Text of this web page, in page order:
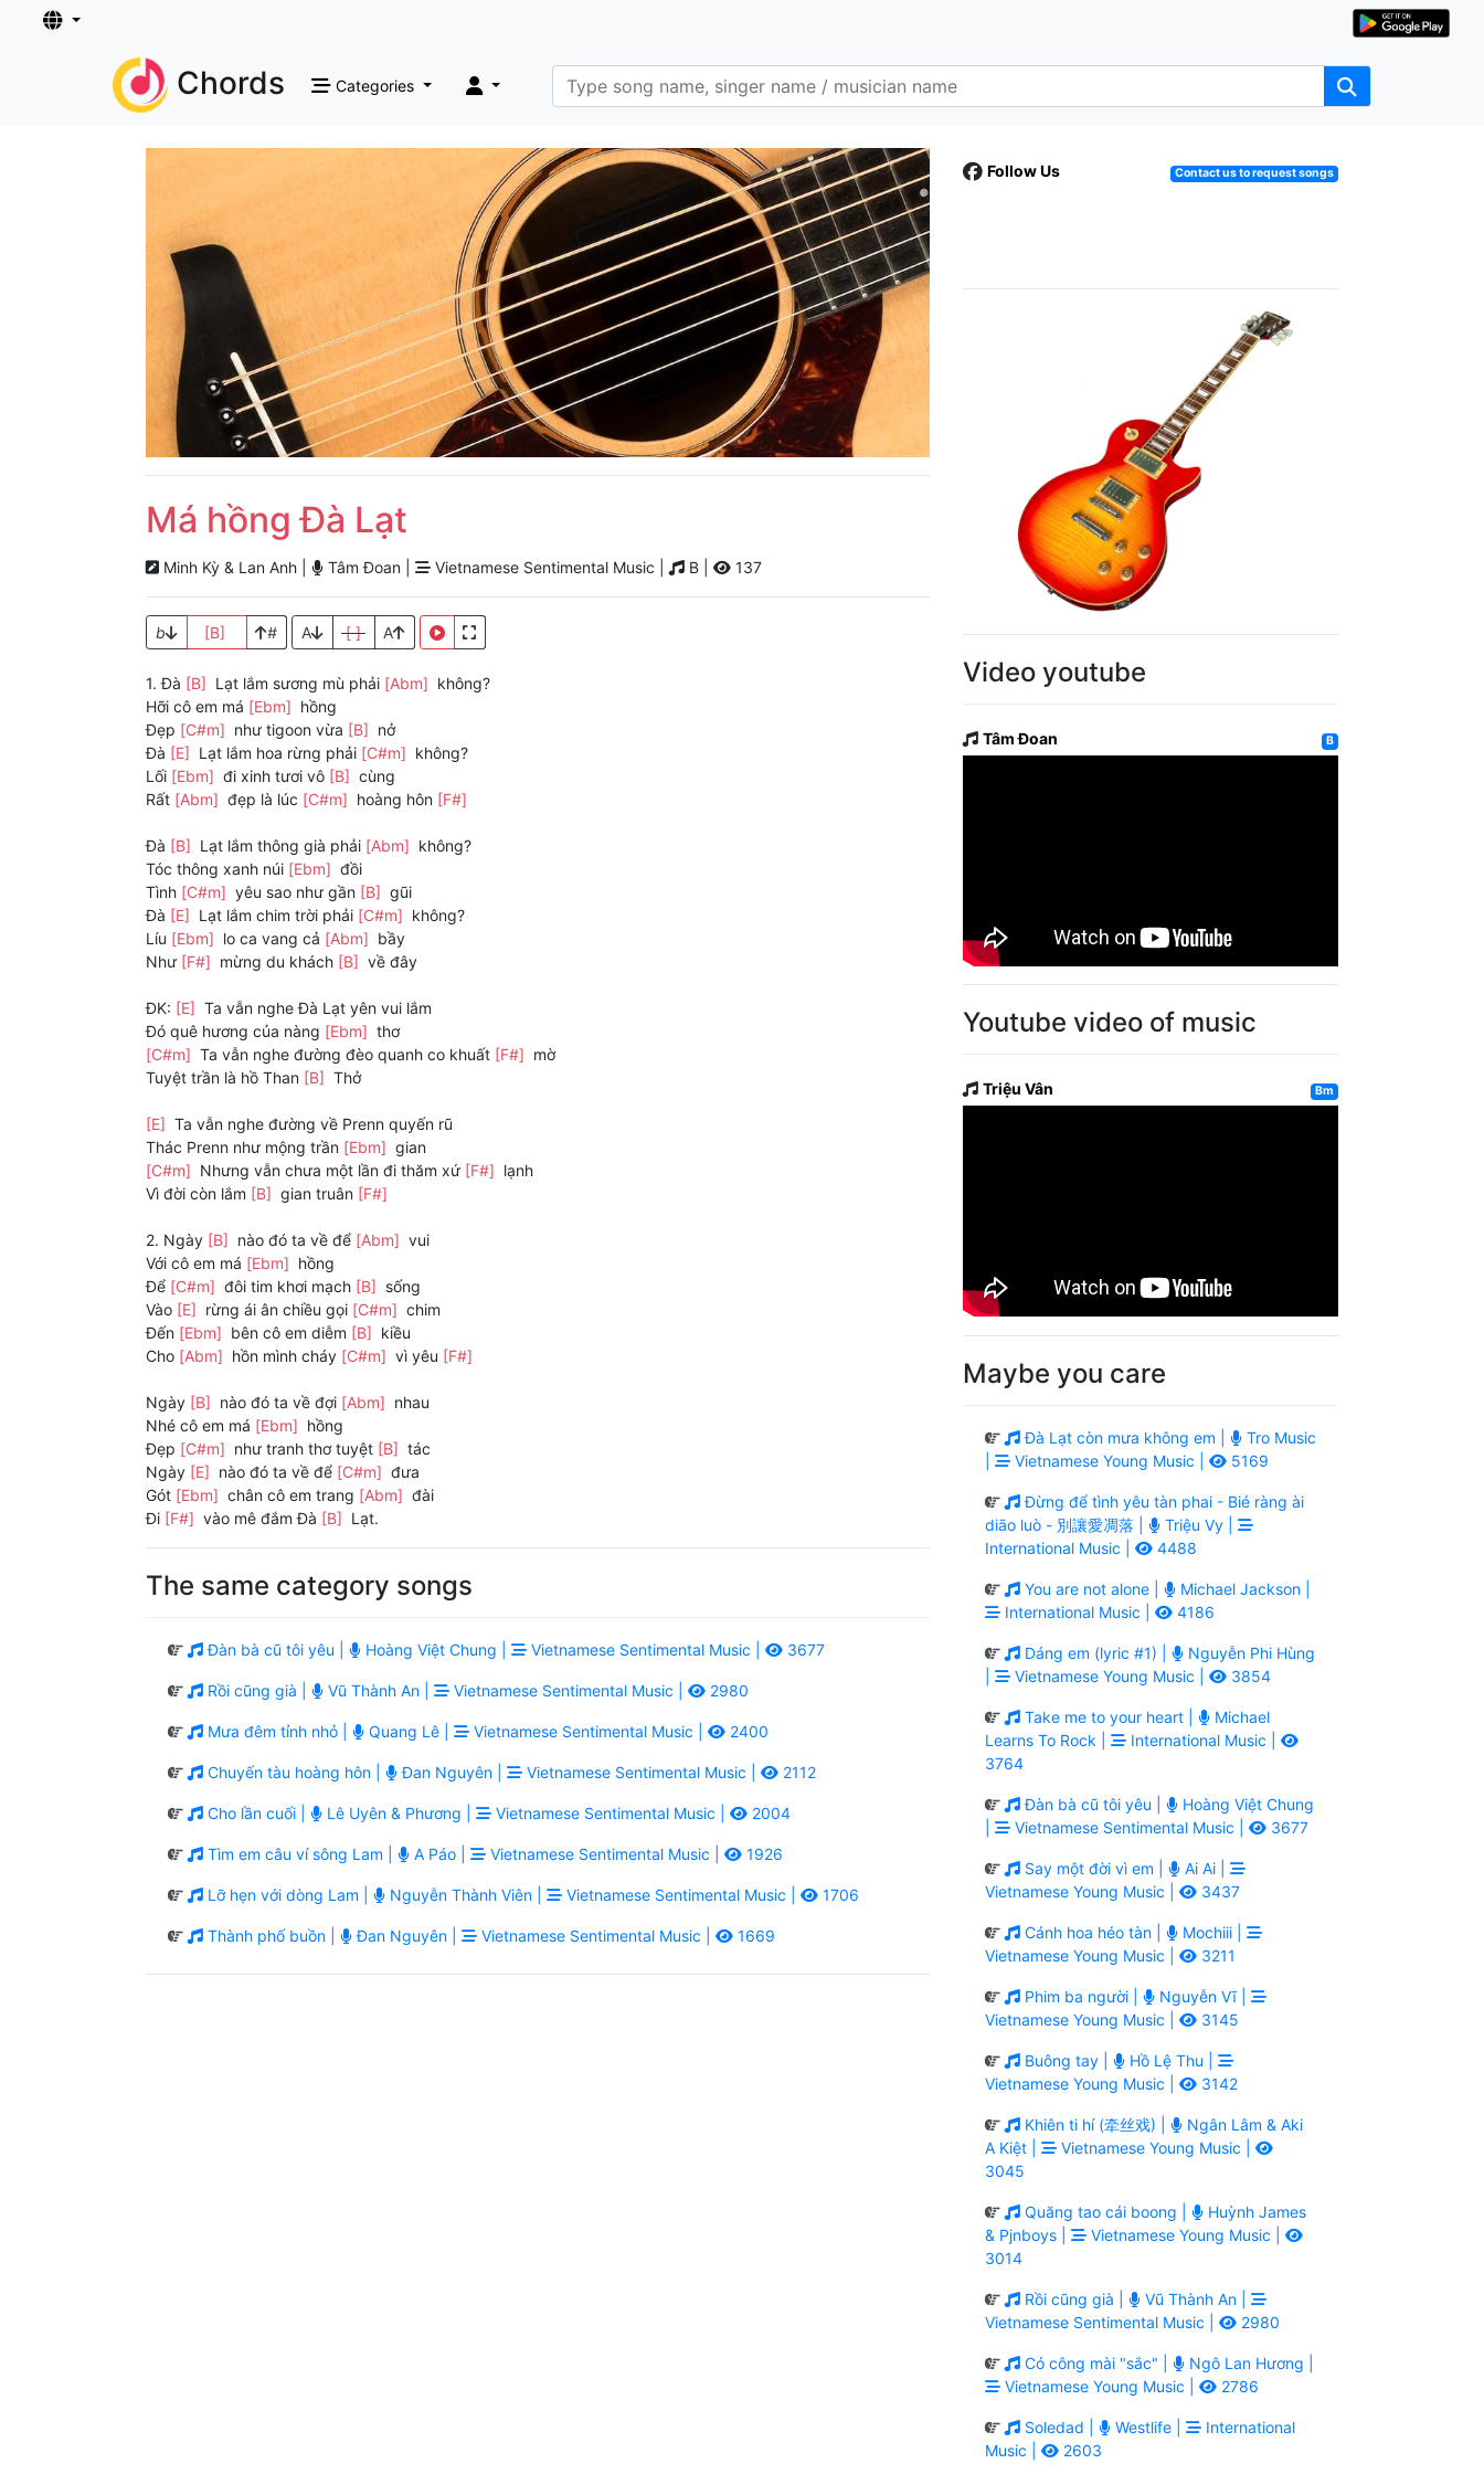
Chords Categories
Má hồng Đà Lạt
Minh Kỳ & Lan Anh | Tâm Đoan | Vietnamese Sentimental Music | B | 137
b [B] # A [ ] A
1. Đà [B] Lạt lắm sương mù phải [Abm] không?
Hỡi cô em má [Ebm] hồng
Đẹp [C#m] như tigoon vừa [B] nở
Đà [E] Lạt lắm hoa rừng phải [C#m] không?
Lối [Ebm] đi xinh tươi vô [B] cùng
Rất [Abm] đẹp là lúc [C#m] hoàng hôn [F#]
Đà [B] Lạt lắm thông già phải [Abm] không?
Tóc thông xanh núi [Ebm] đồi
Tình [C#m] yêu sao như gần [B] gũi
Đà [E] Lạt lắm chim trời phải [C#m] không?
Líu [Ebm] lo ca vang cả [Abm] bầy
Như [F#] mừng du khách [B] về đây
ĐK: [E] Ta vẫn nghe Đà Lạt yên vui lắm
Đó quê hương của nàng [Ebm] thơ
[C#m] Ta vẫn nghe đường đèo quanh co khuất [F#] mờ
Tuyệt trần là hồ Than [B] Thở
[E] Ta vẫn nghe đường về Prenn quyến rũ
Thác Prenn như mộng trần [Ebm] gian
[C#m] Nhưng vẫn chưa một lần đi thăm xứ [F#] lạnh
Vì đời còn lắm [B] gian truân [F#]
2. Ngày [B] nào đó ta về để [Abm] vui
Với cô em má [Ebm] hồng
Để [C#m] đôi tim khơi mạch [B] sống
Vào [E] rừng ái ân chiều gọi [C#m] chim
Đến [Ebm] bên cô em diễm [B] kiều
Cho [Abm] hồn mình cháy [C#m] vì yêu [F#]
Ngày [B] nào đó ta về đợi [Abm] nhau
Nhé cô em má [Ebm] hồng
Đẹp [C#m] như tranh thơ tuyệt [B] tác
Ngày [E] nào đó ta về để [C#m] đưa
Gót [Ebm] chân cô em trang [Abm] đài
Đi [F#] vào mê đắm Đà [B] Lạt.
The same category songs
Đàn bà cũ tôi yêu | Hoàng Việt Chung | Vietnamese Sentimental Music | 3677
Rồi cũng già | Vũ Thành An | Vietnamese Sentimental Music | 2980
Mưa đêm tỉnh nhỏ | Quang Lê | Vietnamese Sentimental Music | 2400
Chuyến tàu hoàng hôn | Đan Nguyên | Vietnamese Sentimental Music | 2112
Cho lần cuối | Lê Uyên & Phương | Vietnamese Sentimental Music | 2004
Tìm em câu ví sông Lam | A Páo | Vietnamese Sentimental Music | 1926
Lỡ hẹn với dòng Lam | Nguyễn Thành Viên | Vietnamese Sentimental Music | 1706
Thành phố buồn | Đan Nguyên | Vietnamese Sentimental Music | 1669
Follow Us Contact us to request songs
Video youtube
Tâm Đoan B
Youtube video of music
Triệu Vân Bm
Maybe you care
Đà Lạt còn mưa không em |
Tro Music
Vietnamese Young Music | 5169
Đừng để tình yêu tàn phai - Bié ràng ài
diāo luò - 別讓愛凋落 |
Triệu Vy |
International Music |
4488
You are not alone |
Michael Jackson |
International Music |
4186
Dáng em (lyric #1) |
Nguyễn Phi Hùng
Vietnamese Young Music | 3854
Take me to your heart |
Michael
Learns To Rock |
International Music |
3764
Đàn bà cũ tôi yêu |
Hoàng Việt Chung
Vietnamese Sentimental Music | 3677
Say một đời vì em |
Ai Ai |
Vietnamese Young Music |
3437
Cánh hoa héo tàn |
Mochiii |
Vietnamese Young Music |
3211
Phim ba người |
Nguyễn Vĩ |
Vietnamese Young Music |
3145
Buông tay |
Hồ Lệ Thu |
Vietnamese Young Music |
3142
Khiên ti hí (牵丝戏) |
Ngân Lâm & Aki
A Kiệt |
Vietnamese Young Music |
3045
Quăng tao cái boong |
Huỳnh James
& Pjnboys |
Vietnamese Young Music |
3014
Rồi cũng già |
Vũ Thành An |
Vietnamese Sentimental Music |
2980
Có công mài "sắc" |
Ngô Lan Hương |
Vietnamese Young Music |
2786
Soledad | Westlife |
International
Music |
2603